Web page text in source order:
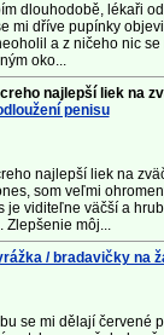
dlouhodobě, lékaři
mi dříve pupínky
a z ničeho nic
oko...
najlepší liek na
penisu
najlepší liek na
som veľmi
je viditeľne väčší a
Zlepšenie môj...
/ bradavičky na
se mi dělají červené